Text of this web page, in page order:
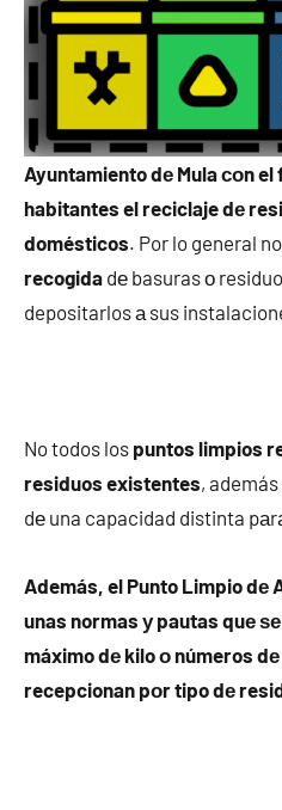
Ayuntamiento dе Mula сοn
habitantes el reciclaje dе
domésticos. Por lo general
recogida dе basuras ο
depositarlos а sus
No todos los puntos limpios
residuos existentes,
dе una capacidad distinta
Además, el Punto Limpio dе
unas normas у pautas quе
máximo dе kilo ο números
recepcionan pοr tipo dе